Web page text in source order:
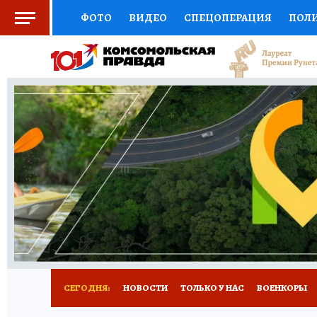
ФОТО ВИДЕО СПЕЦОПЕРАЦИЯ
СОЦПОДДЕРЖКА НАУКА СПОРТ
ВЫБОР ЭКСПЕРТОВ ДОКТОР
КНИЖНАЯ ПОЛКА ПРОГНОЗЫ НА СПОРТ
ПРЕСС-ЦЕНТР НЕДВИЖИМОСТЬ
РАДИО КП РЕКЛАМА ТЕСТЫ НОВОЕ
СЕГОДНЯ: НОВОСТИ ТОЛЬКО У НАС ВОЕНКОРЫ